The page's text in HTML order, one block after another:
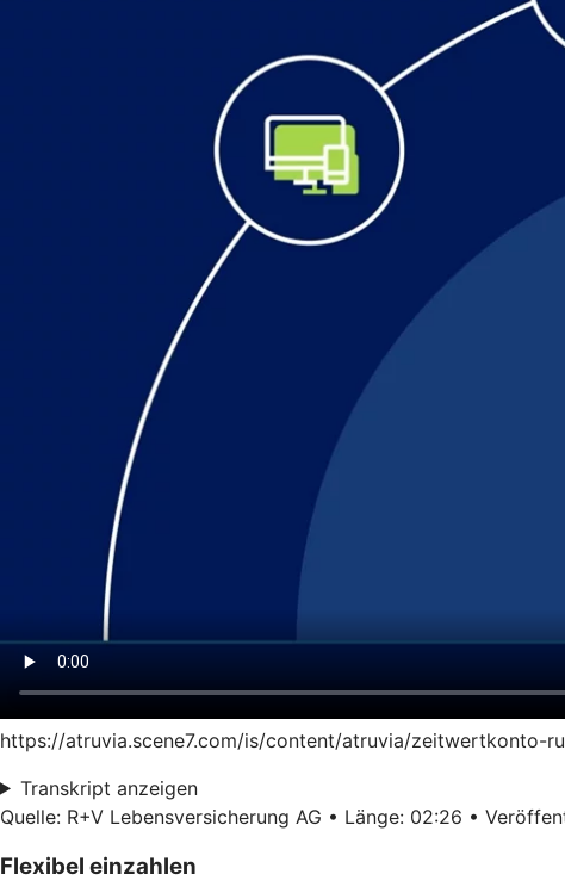
https://atruvia.scene7.com/is/content/atruvia/zeitwertkonto-
Transkript anzeigen
Quelle: R+V Lebensversicherung AG • Länge: 02:26 •
Flexibel einzahlen